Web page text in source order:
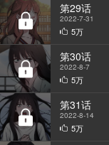
第29话
2022-7-31
5万
第30话
2022-8-7
5万
第31话
2022-8-14
5万